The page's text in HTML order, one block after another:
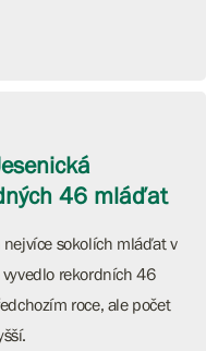
46 mláďat
sokolích mláďat v
rekordních 46
roce, ale počet